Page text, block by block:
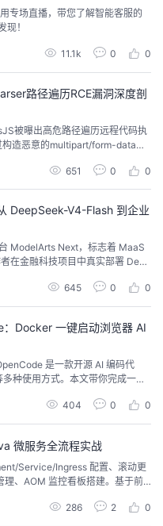
专场直播，带您了解智能客服的
！
11.1k 0 0
路径遍历RCE漏洞深度剖
被曝出高危路径遍历远程代码执
造恶意的multipart/form-data请
651 0 0
DeepSeek-V4-Flash 到企业
ModelArts Next，标志着 MaaS
在金融科技项目中真实部署 Deep
给出从 OBS 数据准备、模型部
645 0 0
Docker 一键启动浏览器 AI
是一款开源 AI 编码代
种使用方式。本文带你完成一次
础可跟做。 404 0 0
微服务全流程实战
Service/Ingress 配置、滚动更
、AOM 监控看板搭建。基于前3
286 2 0